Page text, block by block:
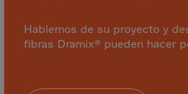
Lugano
Luxembourg
Hablemos de su proyecto y
fibras Dramix® pueden hacer